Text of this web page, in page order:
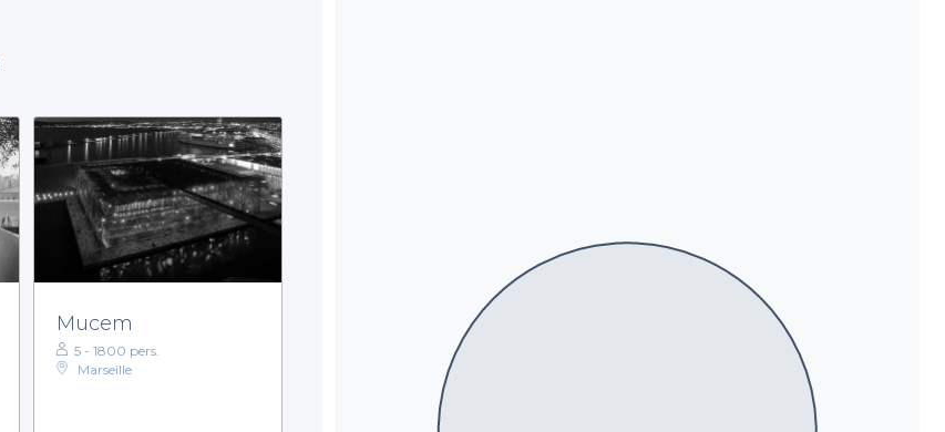
Mucem
5 - 1800 pers.
Marseille